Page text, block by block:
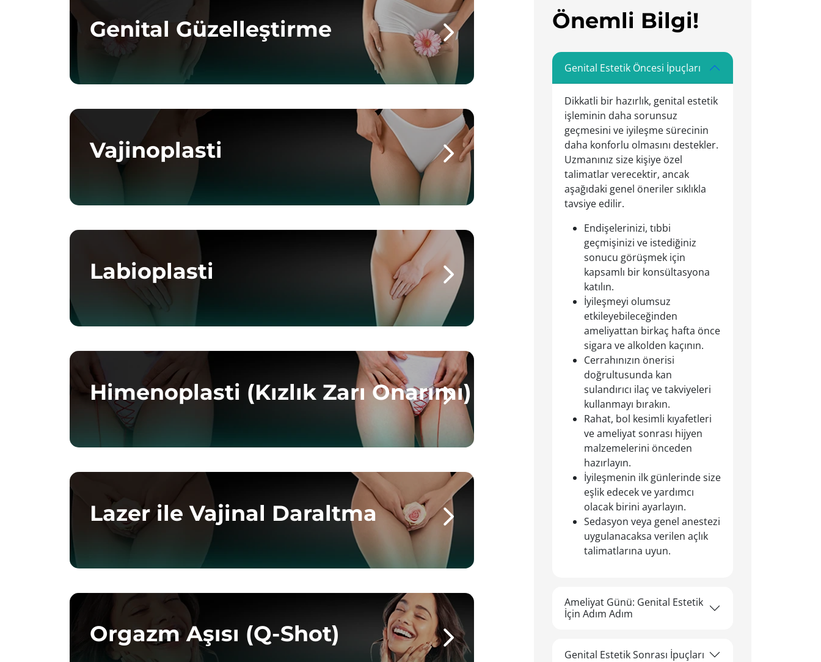
Genital Güzelleştirme
Vajinoplasti
Labioplasti
Himenoplasti (Kızlık Zarı Onarımı)
Lazer ile Vajinal Daraltma
Orgazm Aşısı (Q-Shot)
Önemli Bilgi!
Genital Estetik Öncesi İpuçları
Dikkatli bir hazırlık, genital estetik
işleminin daha sorunsuz
geçmesini ve iyileşme sürecinin
daha konforlu olmasını destekler.
Uzmanınız size kişiye özel
talimatlar verecektir, ancak
aşağıdaki genel öneriler sıklıkla
tavsiye edilir.
Endişelerinizi, tıbbi
geçmişinizi ve istediğiniz
sonucu görüşmek için
kapsamlı bir konsültasyona
katılın.
İyileşmeyi olumsuz
etkileyebileceğinden
ameliyattan birkaç hafta önce
sigara ve alkolden kaçının.
Cerrahınızın önerisi
doğrultusunda kan
sulandırıcı ilaç ve takviyeleri
kullanmayı bırakın.
Rahat, bol kesimli kıyafetleri
ve ameliyat sonrası hijyen
malzemelerini önceden
hazırlayın.
İyileşmenin ilk günlerinde size
eşlik edecek ve yardımcı
olacak birini ayarlayın.
Sedasyon veya genel anestezi
uygulanacaksa verilen açlık
talimatlarına uyun.
Ameliyat Günü: Genital Estetik
İçin Adım Adım
Genital Estetik Sonrası İpuçları